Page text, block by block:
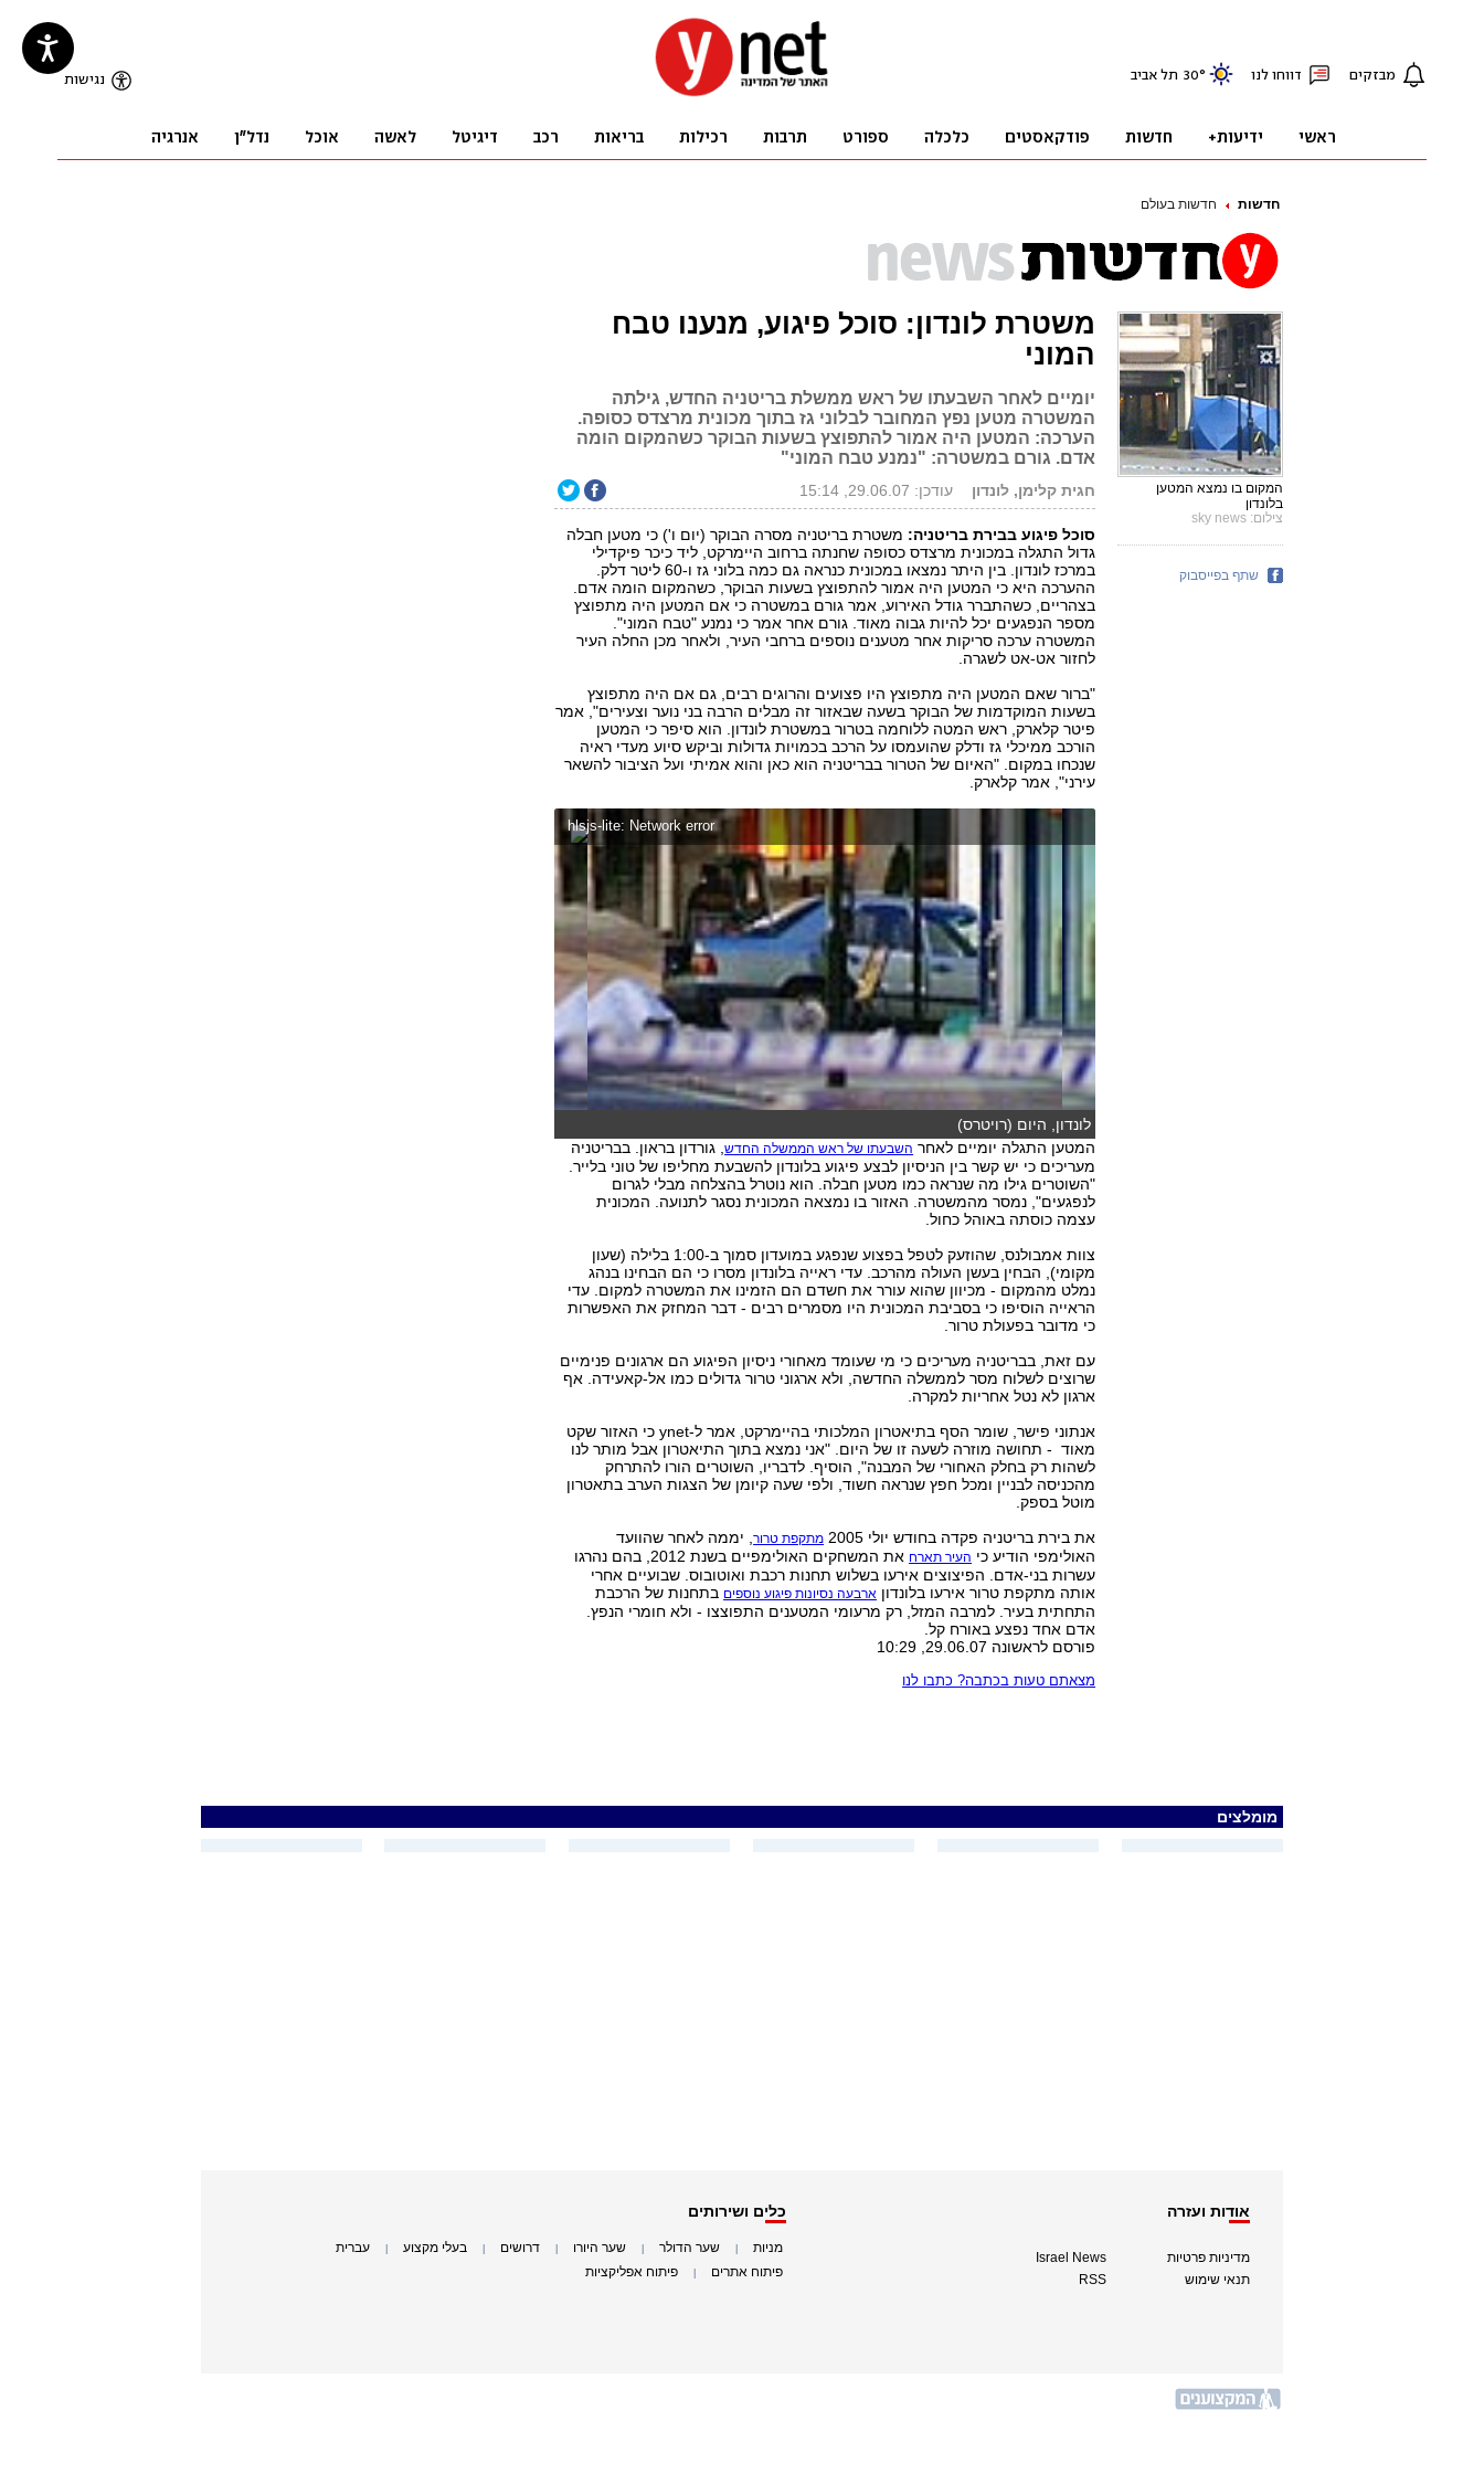
חדשות חדשות בעולם
משטרת לונדון: סוכל פיגוע, מנענו טבח
המוני
יומיים לאחר השבעתו של ראש ממשלת בריטניה החדש, גילתה
המשטרה מטען נפץ המחובר לבלוני גז בתוך מכונית מרצדס כסופה.
הערכה: המטען היה אמור להתפוצץ בשעות הבוקר כשהמקום הומה
אדם. גורם במשטרה: "נמנע טבח המוני"
חגית קלימן, לונדון עודכן: 29.06.07, 15:14
סוכל פיגוע בבירת בריטניה: משטרת בריטניה מסרה הבוקר (יום ו') כי מטען חבלה
גדול התגלה במכונית מרצדס כסופה שחנתה ברחוב היימרקט, ליד כיכר פיקדילי
במרכז לונדון. בין היתר נמצאו במכונית כנראה גם כמה בלוני גז ו-60 ליטר דלק.
ההערכה היא כי המטען היה אמור להתפוצץ בשעות הבוקר, כשהמקום הומה אדם.
בצהריים, כשהתברר גודל האירוע, אמר גורם במשטרה כי אם המטען היה מתפוצץ
מספר הנפגעים יכל להיות גבוה מאוד. גורם אחר אמר כי נמנע "טבח המוני".
המשטרה ערכה סריקות אחר מטענים נוספים ברחבי העיר, ולאחר מכן החלה העיר
לחזור אט-אט לשגרה.
"ברור שאם המטען היה מתפוצץ היו פצועים והרוגים רבים, גם אם היה מתפוצץ
בשעות המוקדמות של הבוקר בשעה שבאזור זה מבלים הרבה בני נוער וצעירים", אמר
פיטר קלארק, ראש המטה ללוחמה בטרור במשטרת לונדון. הוא סיפר כי המטען
הורכב ממיכלי גז ודלק שהועמסו על הרכב בכמויות גדולות וביקש סיוע מעדי ראיה
שנכחו במקום. "האיום של הטרור בבריטניה הוא כאן והוא אמיתי ועל הציבור להשאר
עירני", אמר קלארק.
hlsjs-lite: Network error
לונדון, היום (רויטרס)
המטען התגלה יומיים לאחר השבעתו של ראש הממשלה החדש, גורדון בראון. בבריטניה
מעריכים כי יש קשר בין הניסיון לבצע פיגוע בלונדון להשבעת מחליפו של טוני בלייר.
"השוטרים גילו מה שנראה כמו מטען חבלה. הוא נוטרל בהצלחה מבלי לגרום
לנפגעים", נמסר מהמשטרה. האזור בו נמצאה המכונית נסגר לתנועה. המכונית
עצמה כוסתה באוהל כחול.
צוות אמבולנס, שהוזעק לטפל בפצוע שנפגע במועדון סמוך ב-1:00 בלילה (שעון
מקומי), הבחין בעשן העולה מהרכב. עדי ראייה בלונדון מסרו כי הם הבחינו בנהג
נמלט מהמקום - מכיוון שהוא עורר את חשדם הם הזמינו את המשטרה למקום. עדי
הראייה הוסיפו כי בסביבת המכונית היו מסמרים רבים - דבר המחזק את האפשרות
כי מדובר בפעולת טרור.
עם זאת, בבריטניה מעריכים כי מי שעומד מאחורי ניסיון הפיגוע הם ארגונים פנימיים
שרוצים לשלוח מסר לממשלה החדשה, ולא ארגוני טרור גדולים כמו אל-קאעידה. אף
ארגון לא נטל אחריות למקרה.
אנתוני פישר, שומר הסף בתיאטרון המלכותי בהיימרקט, אמר ל-ynet כי האזור שקט
מאוד - תחושה מוזרה לשעה זו של היום. "אני נמצא בתוך התיאטרון אבל מותר לנו
לשהות רק בחלק האחורי של המבנה", הוסיף. לדבריו, השוטרים הורו להתרחק
מהכניסה לבניין ומכל חפץ שנראה חשוד, ולפי שעה קיומן של הצגות הערב בתאטרון
מוטל בספק.
את בירת בריטניה פקדה בחודש יולי 2005
מתקפת טרור, יממה לאחר שהוועד
האולימפי הודיע כי העיר תארח
את המשחקים האולימפיים בשנת 2012, בהם נהרגו
עשרות בני-אדם. הפיצוצים אירעו בשלוש תחנות רכבת ואוטובוס. שבועיים אחרי
אותה מתקפת טרור אירעו בלונדון ארבעה נסיונות פיגוע נוספים בתחנות של הרכבת
התחתית בעיר. למרבה המזל, רק מרעומי המטענים התפוצצו - ולא חומרי הנפץ.
אדם אחד נפצע באורח קל.
פורסם לראשונה 29.06.07, 10:29
מצאתם טעות בכתבה? כתבו לנו
המקום בו נמצא המטען
בלונדון
צילום: sky news
שתף בפייסבוק
מומלצים
אודות ועזרה
מדיניות פרטיות
תנאי שימוש
Israel News
RSS
כלים ושירותים
מניות שער הדולר שער היורו דרושים בעלי מקצוע עברית
פיתוח אתרים פיתוח אפליקציות